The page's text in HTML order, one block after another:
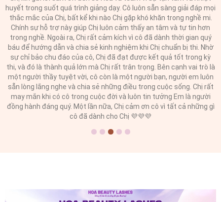
huyết trong suốt quá trình giảng dạy. Cô luôn sẵn sàng giải đáp mọi
thắc mắc của Chị, bất kể khi nào Chị gặp khó khăn trong nghề mi.
Chính sự hỗ trợ này giúp Chị luôn cảm thấy an tâm và tự tin hơn
trong nghề. Ngoài ra, Chị rất cảm kích vì cô đã dành thời gian quý
báu để hướng dẫn và chia sẻ kinh nghiệm khi Chị chuẩn bị thi. Nhờ
sự chỉ bảo chu đáo của cô, Chị đã đạt được kết quả tốt trong kỳ
thi, và đó là thành quả lớn mà Chị rất trân trọng. Bên cạnh vai trò là
một người thầy tuyệt vời, cô còn là một người bạn, người em luôn
sẵn lòng lắng nghe và chia sẻ những điều trong cuộc sống. Chị rất
may mắn khi có cô trong cuộc đời và luôn tin tưởng Em là người
đồng hành đáng quý. Một lần nữa, Chị cảm ơn cô vì tất cả những gì
cô đã dành cho Chị 💜💜💜